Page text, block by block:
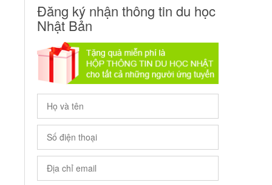
Đăng ký nhận thông tin du học
Nhật Bản